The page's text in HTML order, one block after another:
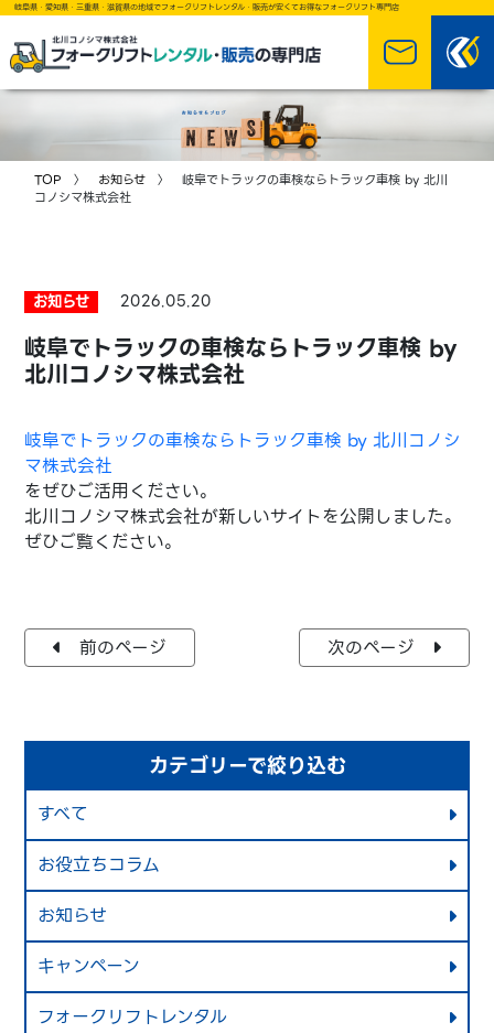
岐阜県・愛知県・三重県・滋賀県の地域でフォークリフトレンタル・販売が安くてお得なフォークリフト専門店
TOP 〉 お知らせ 〉 岐阜でトラックの車検ならトラック車検 by 北川
コノシマ株式会社
お知らせ 2026.05.20
岐阜でトラックの車検ならトラック車検 by
北川コノシマ株式会社
岐阜でトラックの車検ならトラック車検 by 北川コノシ
マ株式会社
をぜひご活用ください。
北川コノシマ株式会社が新しいサイトを公開しました。
ぜひご覧ください。
前のページ 次のページ
カテゴリーで絞り込む
すべて
お役立ちコラム
お知らせ
キャンペーン
フォークリフトレンタル